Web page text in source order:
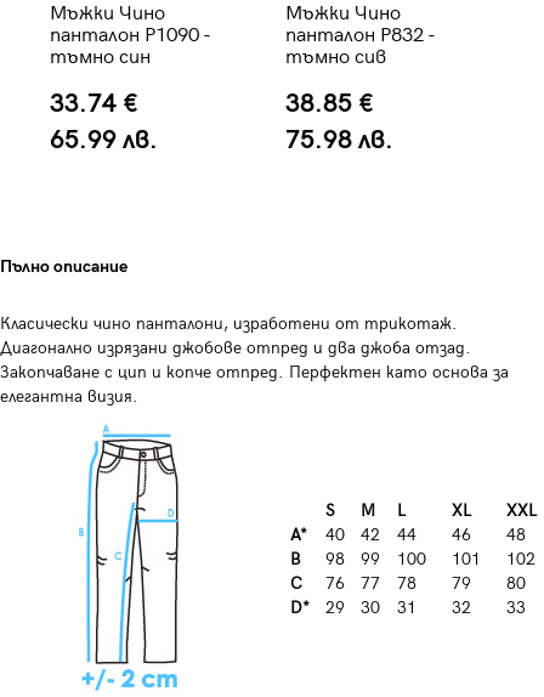
Мъжки Чино
панталон P1090 -
тъмно син
33.74 €
65.99 лв.
Мъжки Чино
панталон P832 -
тъмно сив
38.85 €
75.98 лв.
Пълно описание
Класически чино панталони, изработени от трикотаж.
Диагонално изрязани джобове отпред и два джоба отзад.
Закопчаване с цип и копче отпред. Перфектен като основа за
елегантна визия.
S M L XL
XXL
A*
40 42 44 46
48
B
98 99 100 101
102
C
76 77 78 79
80
D*
29 30 31 32 33